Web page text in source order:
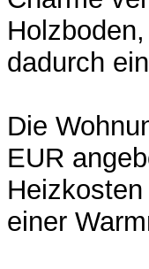
dadurch
Die
EUR
einer